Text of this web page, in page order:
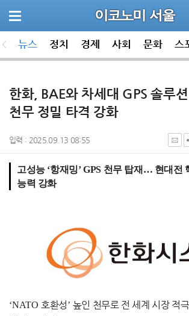
뉴스 정치 경제 사회 문화 스
한화, BAE와 차세대 GPS 솔루
천무 정밀 타격 강화
입력 : 2025.09.13 08:55
고성능 ‘항재밍’ GPS 천무 탑재… 현대전
능력 강화
‘NATO 호환성’ 높인 천무로 전 세계 시장 적